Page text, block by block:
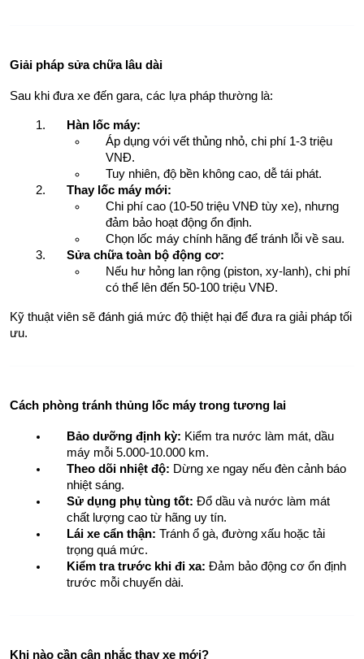
Giải pháp sửa chữa lâu dài
Sau khi đưa xe đến gara, các lựa pháp thường là:
Hàn lốc máy:
Áp dụng với vết thủng nhỏ, chi phí 1-3 triệu
VNĐ.
Tuy nhiên, độ bền không cao, dễ tái phát.
Thay lốc máy mới:
Chi phí cao (10-50 triệu VNĐ tùy xe), nhưng
đảm bảo hoạt động ổn định.
Chọn lốc máy chính hãng để tránh lỗi về sau.
Sửa chữa toàn bộ động cơ:
Nếu hư hỏng lan rộng (piston, xy-lanh), chi phí
có thể lên đến 50-100 triệu VNĐ.
Kỹ thuật viên sẽ đánh giá mức độ thiệt hại để đưa ra giải pháp tối
ưu.
Cách phòng tránh thủng lốc máy trong tương lai
Bảo dưỡng định kỳ: Kiểm tra nước làm mát, dầu
máy mỗi 5.000-10.000 km.
Theo dõi nhiệt độ: Dừng xe ngay nếu đèn cảnh báo
nhiệt sáng.
Sử dụng phụ tùng tốt: Đổ dầu và nước làm mát
chất lượng cao từ hãng uy tín.
Lái xe cẩn thận: Tránh ổ gà, đường xấu hoặc tải
trọng quá mức.
Kiểm tra trước khi đi xa: Đảm bảo động cơ ổn định
trước mỗi chuyến dài.
Khi nào cần cân nhắc thay xe mới?